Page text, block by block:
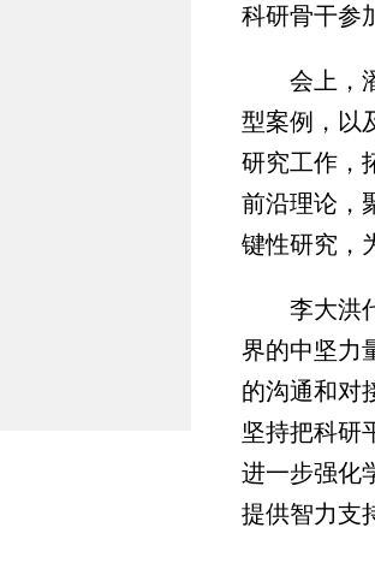
科研骨干参
会上，
型案例，以
研究工作，
前沿理论，
键性研究，
李大洪
界的中坚力
的沟通和对
坚持把科研
进一步强化
提供智力支